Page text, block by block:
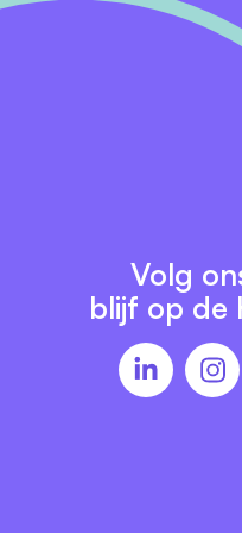
Volg
blijf op de